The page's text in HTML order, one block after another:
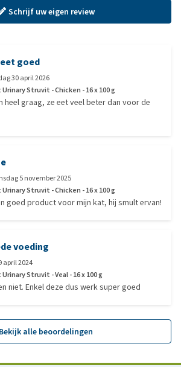
Schrijf uw eigen review
goed
30 april 2026
Struvit - Chicken - 16 x 100 g
heel graag, ze eet veel beter dan voor de
5 november 2025
Struvit - Chicken - 16 x 100 g
goed product voor mijn kat, hij smult ervan!
voeding
april 2024
Struvit - Veal - 16 x 100 g
niet. Enkel deze dus werk super goed
Bekijk alle beoordelingen